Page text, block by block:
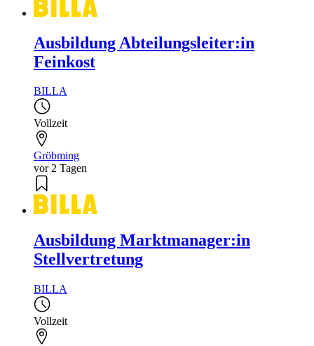
Ausbildung Abteilungsleiter:in
Feinkost
BILLA
Vollzeit
Gröbming
vor 2 Tagen
Ausbildung Marktmanager:in
Stellvertretung
BILLA
Vollzeit